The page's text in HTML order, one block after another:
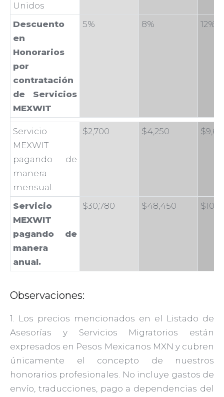
Unidos
Descuento
en
Honorarios
por
contratación
de Servicios
MEXWIT
5% 8% 12%
Servicio
MEXWIT
pagando de
manera
mensual.
$2,700 $4,250
Servicio
MEXWIT
pagando de
manera
anual.
$30,780 $48,450
Observaciones:
1. Los precios mencionados en el Listado de
Asesorías y Servicios Migratorios están
expresados en Pesos Mexicanos MXN y cubren
únicamente el concepto de nuestros
honorarios profesionales. No incluye gastos de
envío, traducciones, pago a dependencias del